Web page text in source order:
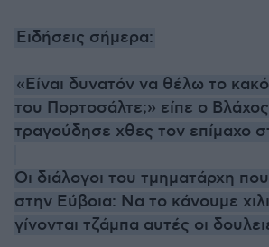
Ειδήσεις σήμερα:
«Είναι δυνατόν να θέλω το
του Πορτοσάλτε;» είπε ο
τραγούδησε χθες τον επίμαχο
Οι διάλογοι του τμηματάρχη
στην Εύβοια: Να το κάνουμε
γίνονται τζάμπα αυτές οι